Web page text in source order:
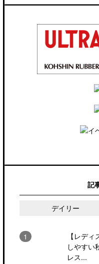
記
デイリー
【レデ
しやすい
レス...